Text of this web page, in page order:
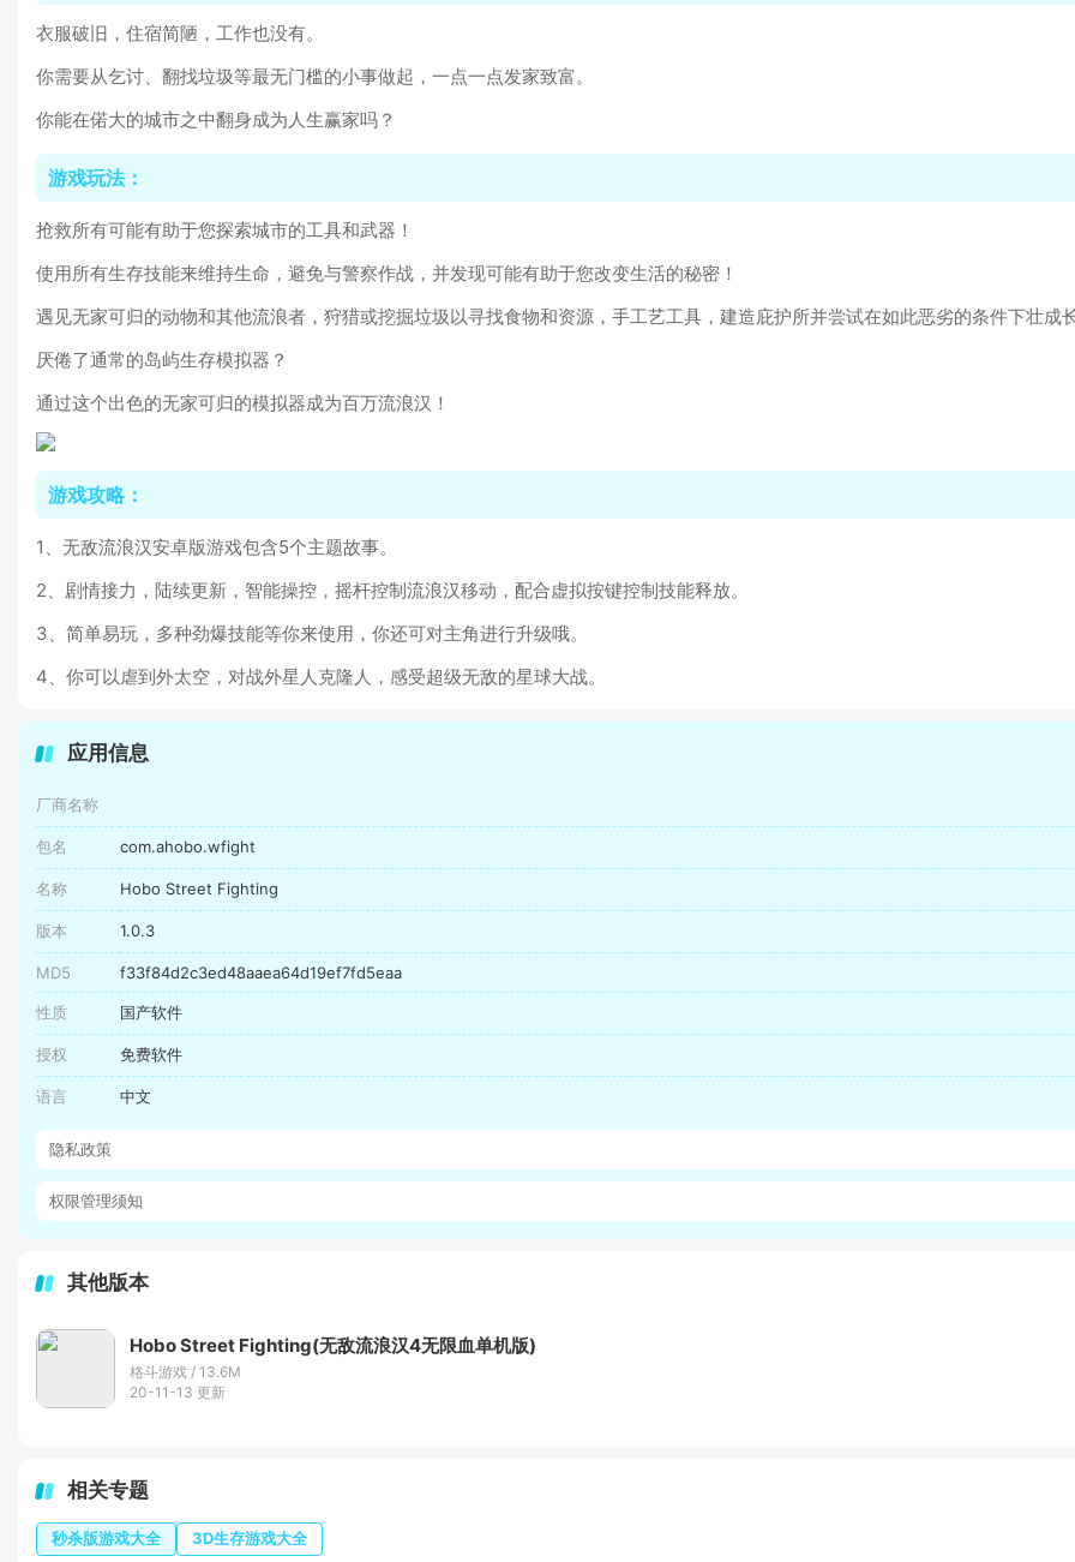
衣服破旧，住宿简陋，工作也没有。
你需要从乞讨、翻找垃圾等最无门槛的小事做起，一点一点发家致富。
你能在偌大的城市之中翻身成为人生赢家吗？
游戏玩法：
抢救所有可能有助于您探索城市的工具和武器！
使用所有生存技能来维持生命，避免与警察作战，并发现可能有助于您改变生活的秘密！
遇见无家可归的动物和其他流浪者，狩猎或挖掘垃圾以寻找食物和资源，手工艺工具，建造庇护所并尝试在如此恶劣的条件下壮成
厌倦了通常的岛屿生存模拟器？
通过这个出色的无家可归的模拟器成为百万流浪汉！
游戏攻略：
1、无敌流浪汉安卓版游戏包含5个主题故事。
2、剧情接力，陆续更新，智能操控，摇杆控制流浪汉移动，配合虚拟按键控制技能释放。
3、简单易玩，多种劲爆技能等你来使用，你还可对主角进行升级哦。
4、你可以虐到外太空，对战外星人克隆人，感受超级无敌的星球大战。
应用信息
厂商名称
包名 com.ahobo.wfight
名称 Hobo Street Fighting
版本 1.0.3
MD5 f33f84d2c3ed48aaea64d19ef7fd5eaa
性质 国产软件
授权 免费软件
语言 中文
隐私政策
权限管理须知
其他版本
Hobo Street Fighting(无敌流浪汉4无限血单机版)
格斗游戏 / 13.6M
20-11-13 更新
相关专题
秒杀版游戏大全 3D生存游戏大全